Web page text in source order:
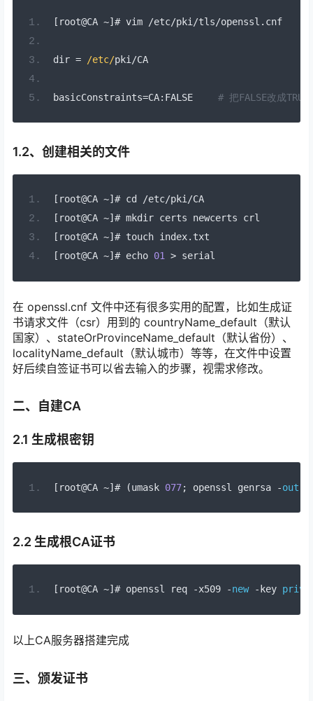
[ root@CA ~]# vim /etc/pki /tls/openssl . cnf
dir = /etc/pki /CA
basicConstraints=CA: FALSE # 把FALSE改成
1.2、创建相关的文件
[ root@CA ~]# cd /etc/pki /CA
[ root@CA ~]# mkdir certs newcerts crl
[ root@CA ~]# touch index. txt
[ root@CA ~]# echo 01 > serial
在 openssl.cnf 文件中还有很多实用的配置，比如生成证
书请求文件（csr）用到的 countryName_default（默认
国家）、stateOrProvinceName_default（默认省份）、
localityName_default（默认城市）等等，在文件中设置
好后续自签证书可以省去输入的步骤，视需求修改。
二、自建CA
2.1 生成根密钥
[ root@CA ~]# (umask 077; openssl genrsa -out
2.2 生成根CA证书
[ root@CA ~]# openssl req -x509 -new - key
以上CA服务器搭建完成
三、颁发证书